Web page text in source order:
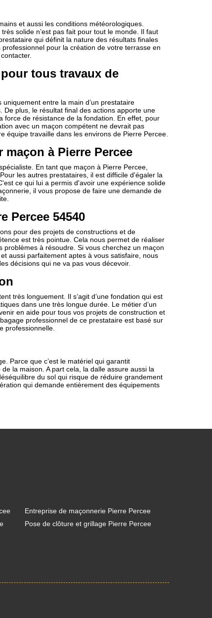
et aussi les conditions météorologiques.
solide n’est pas fait pour tout le monde. Il faut
qui définit la nature des résultats finales
pour la création de votre terrasse en
tous travaux de
entre la main d’un prestataire
plus, le résultat final des actions apporte une
force de résistance de la fondation. En effet, pour
avec un maçon compétent ne devrait pas
équipe travaille dans les environs de Pierre Percee.
à Pierre Percee
En tant que maçon à Pierre Percee,
les autres prestataires, il est difficile d'égaler la
ce qui lui a permis d'avoir une expérience solide
il vous propose de faire une demande de
Percee 54540
pour des projets de constructions et de
est très pointue. Cela nous permet de réaliser
à résoudre. Si vous cherchez un maçon
aussi parfaitement aptes à vous satisfaire, nous
décisions qui ne va pas vous décevoir.
très longuement. Il s’agit d’une fondation qui est
dans une très longue durée. Le métier d’un
en aide pour tous vos projets de construction et
professionnel de ce prestataire est basé sur
professionnelle.
Parce que c’est le matériel qui garantit
la maison. A part cela, la dalle assure aussi la
du sol qui risque de réduire grandement
qui demande entièrement des équipements
Entreprise de maçonnerie Pierre Percee
Pose de clôture et grillage Pierre Percee